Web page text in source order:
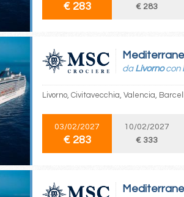
€ 283
€ 283
da Livornocon
Livorno, Civitavecchia, Valencia,
03/02/2027
€ 283
10/02/2027
€ 333